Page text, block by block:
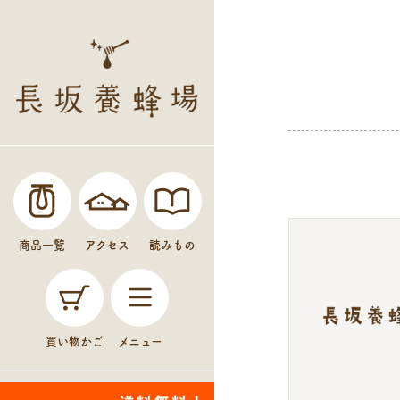
商品一覧 アクセス 読みもの
買い物かご メニュー